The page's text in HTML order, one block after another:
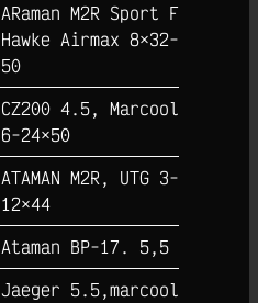
АRaman M2R Sport FT
Hawke Airmax 8×32-
50
CZ200 4.5, Marcool
6-24×50
ATAMAN M2R, UTG 3-
12×44
Ataman BP-17. 5,5
Jaeger 5.5,marcool